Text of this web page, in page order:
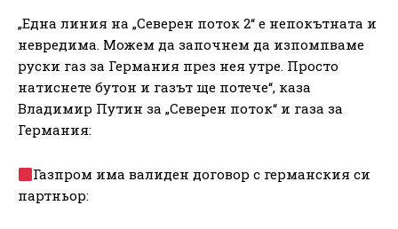
„Една линия на „Северен поток 2“ е непокътната и
невредима. Можем да започнем да изпомпваме
руски газ за Германия през нея утре. Просто
натиснете бутон и газът ще потече“, каза
Владимир Путин за „Северен поток“ и газа за
Германия:
Газпром има валиден договор с германския си
партньор: